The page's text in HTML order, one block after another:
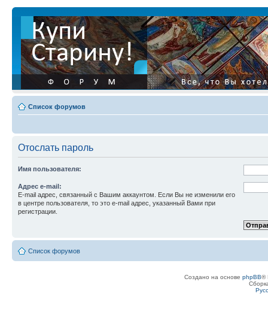
Список форумов
Отослать пароль
Имя пользователя:
Адрес e-mail:
E-mail адрес, связанный с Вашим аккаунтом. Если Вы не изменили его
в центре пользователя, то это e-mail адрес, указанный Вами при
регистрации.
Список форумов
Создано на основе phpBB®